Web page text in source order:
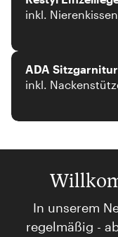
inkl. Nierenkissen
ADA
inkl.
In unserem
regelmäßig -